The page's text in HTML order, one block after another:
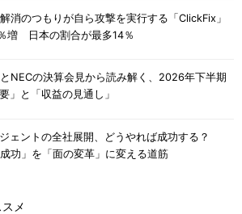
消のつもりが自ら攻撃を実行する「ClickFix」
増 日本の割合が最多14％
NECの決算会見から読み解く、2026年下半期
要」と「収益の見通し」
ェントの全社展開、どうやれば成功する？
成功」を「面の変革」に変える道筋
メ